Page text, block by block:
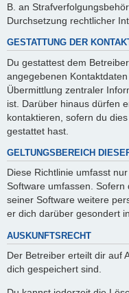
B. an
Durchsetzung rechtlicher
GESTATTUNG DER
Du gestattest dem
angegebenen
Übermittlung zentraler
ist. Darüber hinaus dürfen
kontaktieren, sofern du
gestattet hast.
GELTUNGSBEREICH
Diese Richtlinie umfasst
Software umfassen.
seiner Software weitere
er dich darüber gesondert
AUSKUNFTSRECHT
Der Betreiber erteilt dir auf
dich gespeichert sind.